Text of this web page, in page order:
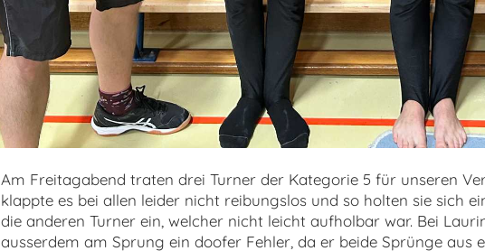
Am Freitagabend traten drei Turner der Kategorie 5 für unseren
klappte es bei allen leider nicht reibungslos und so holten sie sich
die anderen Turner ein, welcher nicht leicht aufholbar war. Bei
ausserdem am Sprung ein doofer Fehler, da er beide Sprünge aus